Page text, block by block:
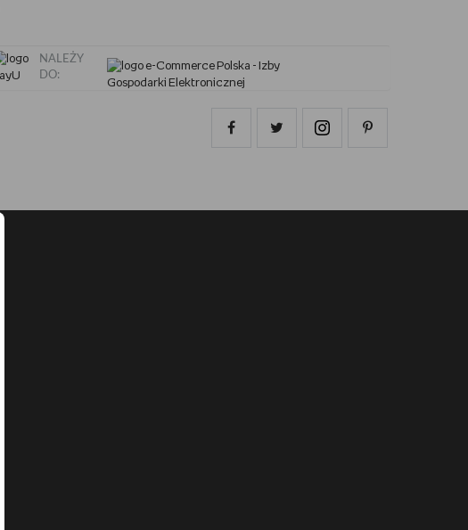
NALEŻY
DO: